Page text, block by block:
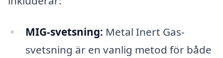
MIG-svetsning: Metal Inert Gas-
svetsning är en vanlig metod för både